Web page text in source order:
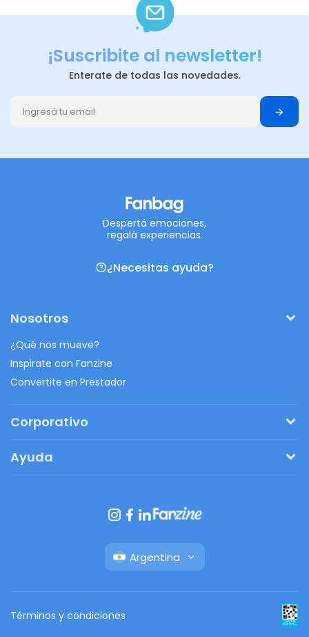
¡Suscribite al newsletter!
Enterate de todas las novedades.
Despertá emociones,
regalá experiencias.
¿Necesitas ayuda?
Nosotros
¿Qué nos mueve?
Inspirate con Fanzine
Convertite en Prestador
Corporativo
Regalos originales
Ayuda
Botón de arrepentimiento
Argentina
Términos y condiciones